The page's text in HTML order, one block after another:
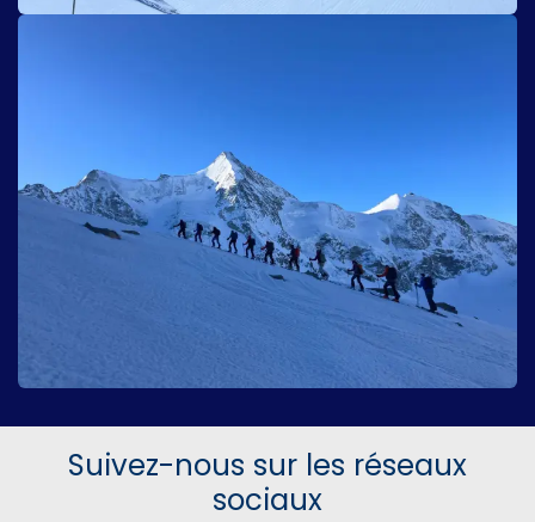
Suivez-nous sur les réseaux
sociaux